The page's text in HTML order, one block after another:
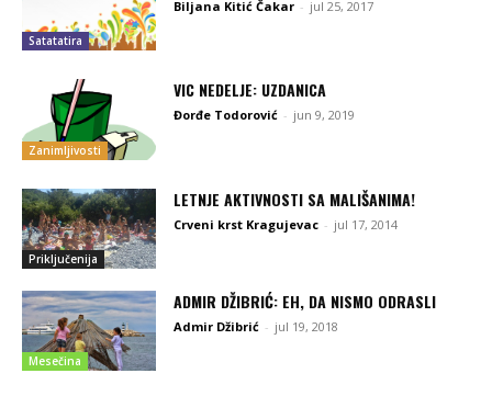
Satatatira
Biljana Kitić Čakar - jul 25, 2017
Zanimljivosti
VIC NEDELJE: UZDANICA
Đorđe Todorović - jun 9, 2019
Priključenija
LETNJE AKTIVNOSTI SA MALIŠANIMA!
Crveni krst Kragujevac - jul 17, 2014
Mesečina
ADMIR DŽIBRIĆ: EH, DA NISMO ODRASLI
Admir Džibrić - jul 19, 2018